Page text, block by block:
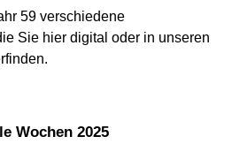
59 verschiedene
Sie hier digital oder in unseren
Wochen 2025